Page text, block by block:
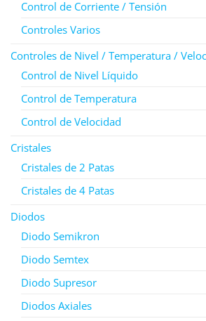
Control de Corriente / Tensión
Controles Varios
Controles de Nivel / Temperatura /
Control de Nivel Líquido
Control de Temperatura
Control de Velocidad
Cristales
Cristales de 2 Patas
Cristales de 4 Patas
Diodos
Diodo Semikron
Diodo Semtex
Diodo Supresor
Diodos Axiales